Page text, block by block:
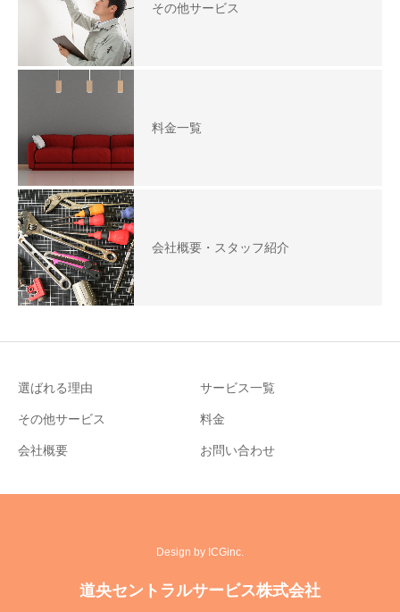
その他サービス
料金一覧
会社概要・スタッフ紹介
選ばれる理由 サービス一覧
その他サービス 料金
会社概要 お問い合わせ
Design by ICGinc.
道央セントラルサービス株式会社